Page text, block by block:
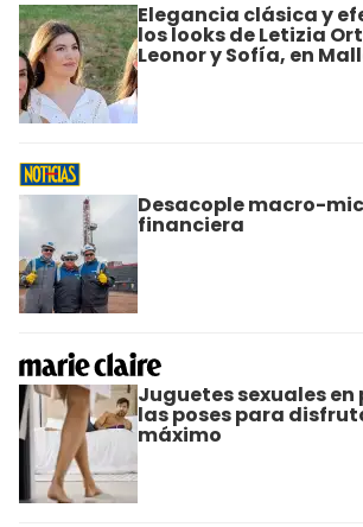
Elegancia clásica y
los looks de Letizia
Leonor y Sofía, en
Desacople macro-
financiera
Juguetes sexuales
las poses para
máximo